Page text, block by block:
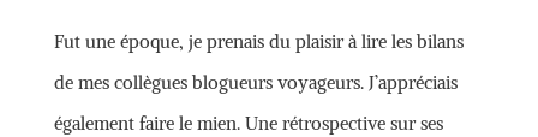
Fut une époque, je prenais du plaisir à lire les bilans
de mes collègues blogueurs voyageurs. J’appréciais
également faire le mien. Une rétrospective sur ses